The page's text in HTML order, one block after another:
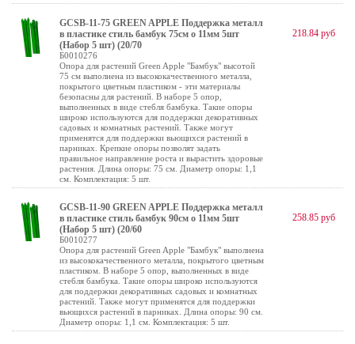
GCSB-11-75 GREEN APPLE Поддержка металл
в пластике стиль бамбук 75cм o 11мм 5шт
(Набор 5 шт) (20/70
Б0010276
Опора для растений Green Apple "Бамбук" высотой
75 см выполнена из высококачественного металла,
покрытого цветным пластиком - эти материалы
безопасны для растений. В наборе 5 опор,
выполненных в виде стебля бамбука. Такие опоры
широко используются для поддержки декоративных
садовых и комнатных растений. Также могут
применятся для поддержки вьющихся растений в
парниках. Крепкие опоры позволят задать
правильное направление роста и вырастить здоровые
растения. Длина опоры: 75 см. Диаметр опоры: 1,1
см. Комплектация: 5 шт.
218.84 руб
GCSB-11-90 GREEN APPLE Поддержка металл
в пластике стиль бамбук 90cм o 11мм 5шт
(Набор 5 шт) (20/60
Б0010277
Опора для растений Green Apple "Бамбук" выполнена
из высококачественного металла, покрытого цветным
пластиком. В наборе 5 опор, выполненных в виде
стебля бамбука. Такие опоры широко используются
для поддержки декоративных садовых и комнатных
растений. Также могут применятся для поддержки
вьющихся растений в парниках. Длина опоры: 90 см.
Диаметр опоры: 1,1 см. Комплектация: 5 шт.
258.85 руб